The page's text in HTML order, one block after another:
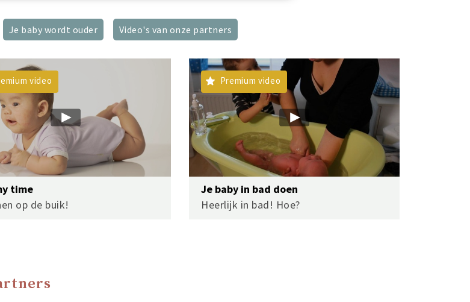
Je baby wordt ouder Video's van onze partners
video
time
op de buik!
Premium video
Je baby in bad doen
Heerlijk in bad! Hoe?